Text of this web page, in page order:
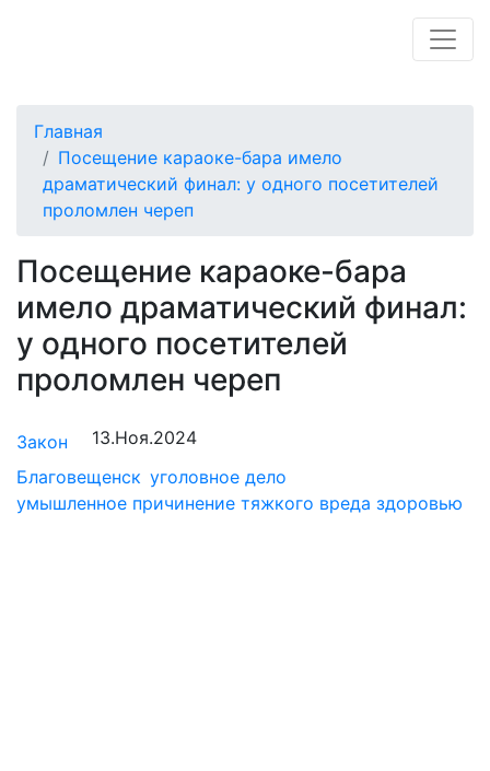
Главная
Посещение караоке-бара имело
драматический финал: у одного посетителей
проломлен череп
Посещение караоке-бара
имело драматический финал:
у одного посетителей
проломлен череп
Закон
13.Ноя.2024
Благовещенск уголовное дело
умышленное причинение тяжкого вреда здоровью